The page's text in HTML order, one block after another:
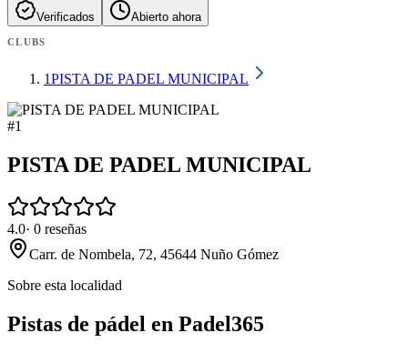
Verificados Abierto ahora
CLUBS
1PISTA DE PADEL MUNICIPAL
#1
PISTA DE PADEL MUNICIPAL
4.0· 0 reseñas
Carr. de Nombela, 72, 45644 Nuño Gómez
Sobre esta localidad
Pistas de pádel en Padel365